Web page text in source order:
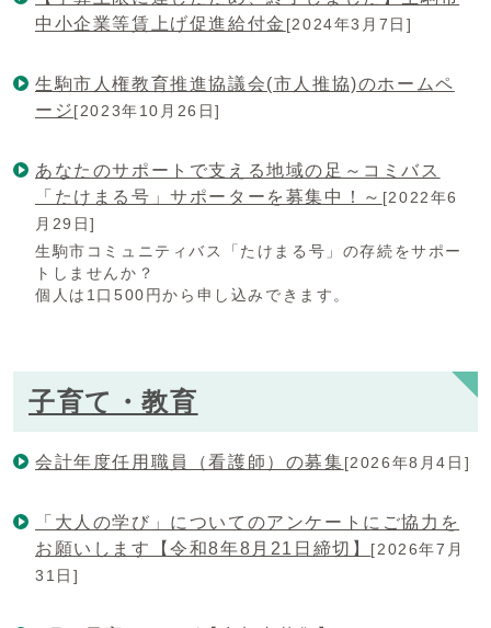
中小企業等賃上げ促進給付金 [2024年3月7日]
生駒市人権教育推進協議会(市人推協)のホームペ
ージ[2023年10月26日]
あなたのサポートで支える地域の足～コミバス
「たけまる号」サポーターを募集中！～ [2022年6
月29日]
生駒市コミュニティバス「たけまる号」の存続をサポー
トしませんか？
個人は1口500円から申し込みできます。
子育て・教育
会計年度任用職員（看護師）の募集[2026年8月4日]
「大人の学び」についてのアンケートにご協力を
お願いします【令和8年8月21日締切】 [2026年7月
31日]